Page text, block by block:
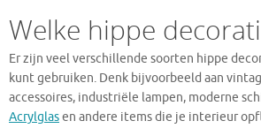
Welke hippe
Er zijn veel verschillende soorten hippe
kunt gebruiken. Denk bijvoorbeeld aan
accessoires, industriële lampen, moderne
Acrylglasen andere items die je interieur